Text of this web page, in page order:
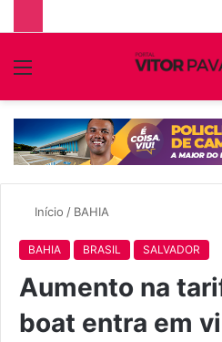
Menu
Início / BAHIA
BAHIA BRASIL SALVADOR
Aumento na
boat entra em